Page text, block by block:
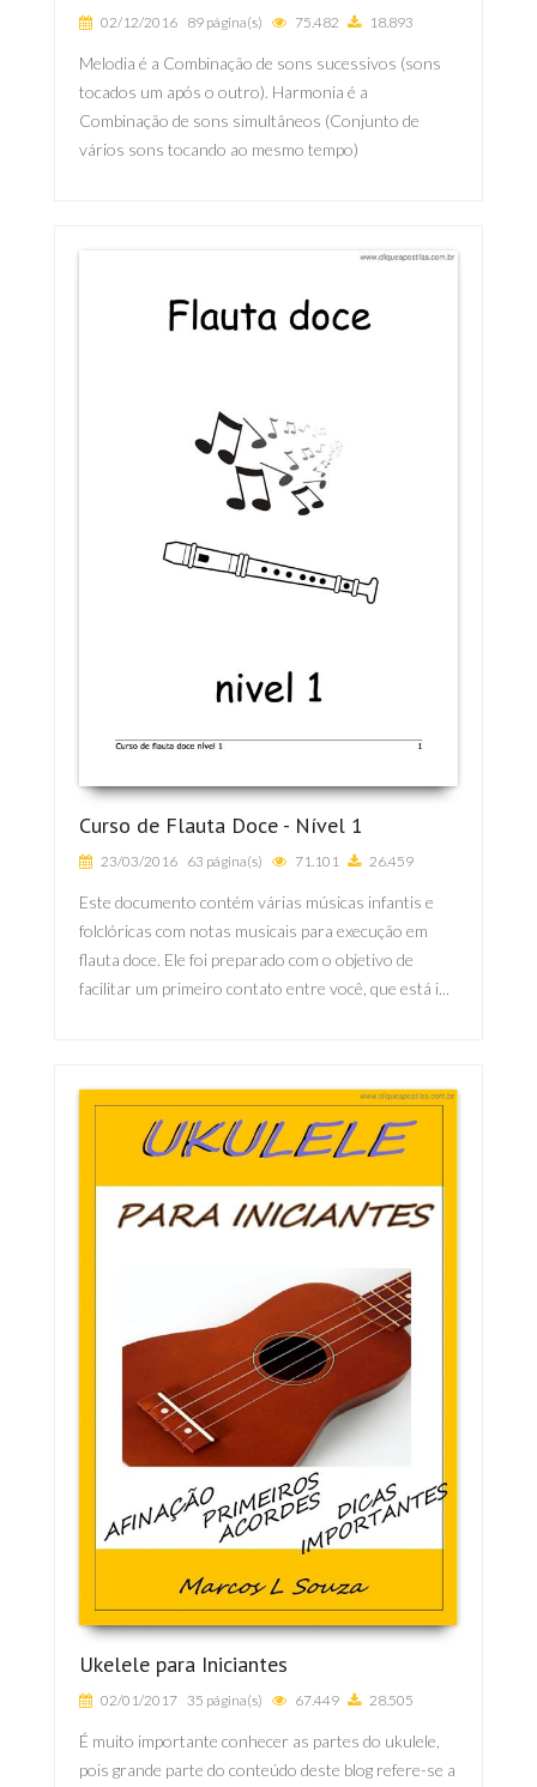
02/12/2016 89 página(s) 75.482 18.893
Melodia é a Combinação de sons sucessivos (sons
tocados um após o outro). Harmonia é a
Combinação de sons simultâneos (Conjunto de
vários sons tocando ao mesmo tempo)
Curso de Flauta Doce - Nível 1
23/03/2016 63 página(s) 71.101 26.459
Este documento contém várias músicas infantis e
folclóricas com notas musicais para execução em
flauta doce. Ele foi preparado com o objetivo de
facilitar um primeiro contato entre você, que está i...
Ukelele para Iniciantes
02/01/2017 35 página(s) 67.449 28.505
É muito importante conhecer as partes do ukulele,
pois grande parte do conteúdo deste blog refere-se a